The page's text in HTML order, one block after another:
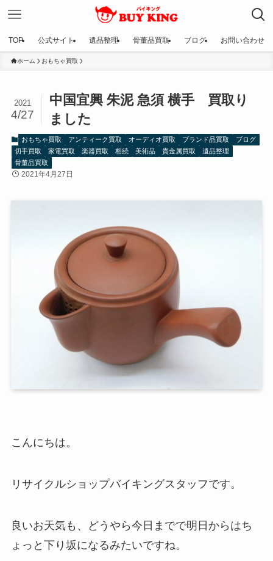
TOP 公式サイト 遺品整理 骨董品買取 ブログ お問い合わせ
ホーム おもちゃ買取
中国宜興 朱泥 急須 横手 買取り
ました
2021
4/27
おもちゃ買取 アンティーク買取 オーディオ買取 ブランド品買取
ブログ
切手買取
家電買取 楽器買取 相続 美術品 貴金属買取
遺品整理
骨董品買取
2021年4月27日
こんにちは。
リサイクルショップバイキングスタッフです。
良いお天気も、どうやら今日までで明日からはち
ょっと下り坂になるみたいですね。